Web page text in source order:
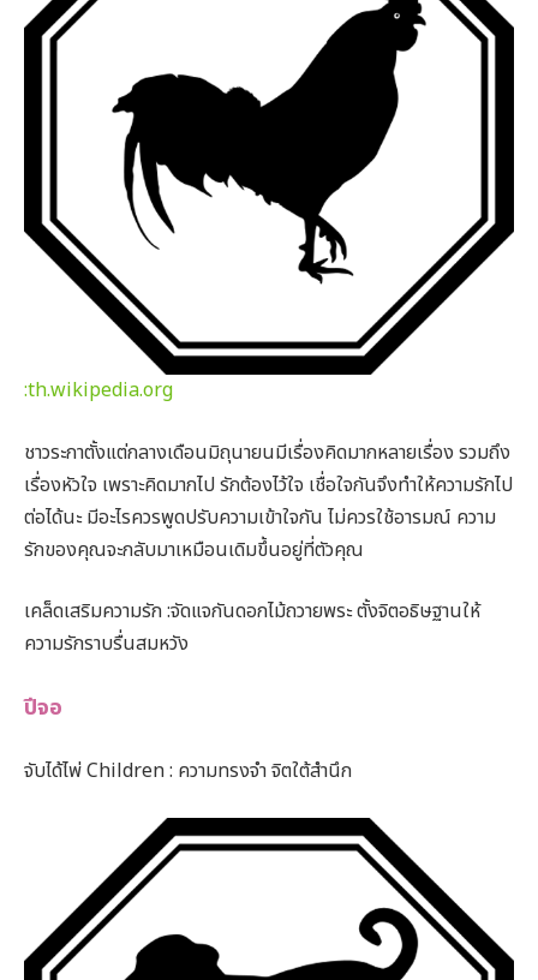
:th.wikipedia.org
ชาวระกาตั้งแต่กลางเดือนมิถุนายนมีเรื่องคิดมากหลายเรื่อง รวมถึง
เรื่องหัวใจ เพราะคิดมากไป รักต้องไว้ใจ เชื่อใจกันจึงทำให้ความรักไป
ต่อได้นะ มีอะไรควรพูดปรับความเข้าใจกัน ไม่ควรใช้อารมณ์ ความ
รักของคุณจะกลับมาเหมือนเดิมขึ้นอยู่ที่ตัวคุณ
เคล็ดเสริมความรัก :จัดแจกันดอกไม้ถวายพระ ตั้งจิตอธิษฐานให้
ความรักราบรื่นสมหวัง
ปีจอ
จับได้ไพ่ Children : ความทรงจำ จิตใต้สำนึก